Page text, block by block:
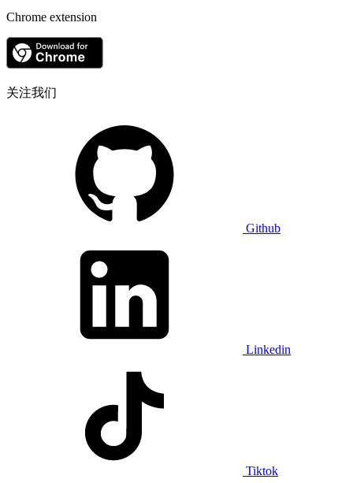
Chrome extension
关注我们
Github
Linkedin
Tiktok